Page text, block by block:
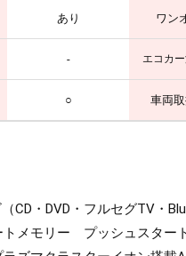
あり ワン
- エコカ
○ 車両
（CD・DVD・フルセグTV
メモリー プッシュスタ